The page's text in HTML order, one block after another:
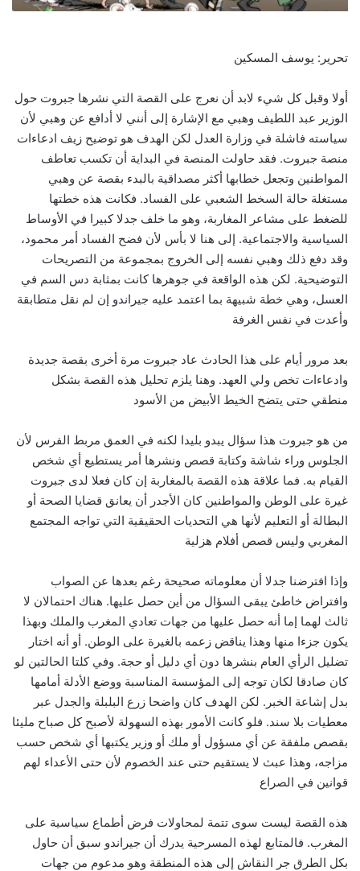
تحرير: يوسف المسكين
أولا وقبل كل شيء لابد أن نعرج على القصة التي نشرها جبروت حول
الوزير عبد اللطيف وهبي مع الإشارة إلى أنني لا أدافع عن وهبي لأن
سياسته فاشلة في وزارة العدل لكن الهدف هو توضيح زيف ادعاءات
منصة جبروت. فقد حاولت المنصة في البداية أن تكسب تعاطف
المواطنين وتجعل خطابها أكثر مصداقية بالبدء بقصة عن وهبي
مستغلة حالة السخط الشعبي على الفساد. فكانت هذه خطتها
للضغط على مشاعر المغاربة، وهو ما خلف جدلا كبيرا في الأوساط
السياسية والاجتماعية. إلى هنا لا بأس لأن فضح الفساد أمر محمود،
وقد دفع ذلك وهبي نفسه إلى الخروج بمجموعة من التصريحات
التوضيحية. لكن هذه الواقعة في جوهرها كانت بمثابة دس السم في
العسل، وهي خطة شبيهة بما اعتمد عليه جيراندو إن لم نقل متطابقة
وأعدت في نفس الغرفة
بعد مرور أيام على هذا الحادث عاد جبروت مرة أخرى بقصة جديدة
وادعاءات تخص ولي العهد. وهنا يلزم تحليل هذه القصة بشكل
منطقي حتى يتضح الخيط الأبيض من الأسود
من هو جبروت هذا سؤال يبدو بليدا لكنه في العمق مربط الفرس لأن
الجلوس وراء شاشة وكتابة قصص ونشرها أمر يستطيع أي شخص
القيام به. فما علاقة هذه القصة بالمغاربة إن كان فعلا لدى جبروت
غيرة على الوطن والمواطنين كان الأجدر أن يعانق قضايا الصحة أو
البطالة أو التعليم لأنها هي التحديات الحقيقية التي تواجه المجتمع
المغربي وليس قصص أفلام هزلية
وإذا افترضنا جدلا أن معلوماته صحيحة رغم بعدها عن الصواب
وافتراض خاطئ يبقى السؤال من أين حصل عليها. هناك احتمالان لا
ثالث لهما إما أنه حصل عليها من جهات تعادي المغرب والملك وبهذا
يكون جزءا منها وهذا يناقض زعمه بالغيرة على الوطن. أو أنه اختار
تضليل الرأي العام بنشرها دون أي دليل أو حجة. وفي كلتا الحالتين لو
كان صادقا لكان توجه إلى المؤسسة المناسبة ووضع الأدلة أمامها
بدل إشاعة الخبر. لكن الهدف كان واضحا زرع البلبلة والجدل عبر
معطيات بلا سند. فلو كانت الأمور بهذه السهولة لأصبح كل صباح مليئا
بقصص ملفقة عن أي مسؤول أو ملك أو وزير يكتبها أي شخص حسب
مزاجه، وهذا عبث لا يستقيم حتى عند الخصوم لأن حتى الأعداء لهم
قوانين في الصراع
هذه القصة ليست سوى تتمة لمحاولات فرض أطماع سياسية على
المغرب. فالمتابع لهذه المسرحية يدرك أن جيراندو سبق أن حاول
بكل الطرق جر النقاش إلى هذه المنطقة وهو مدعوم من جهات